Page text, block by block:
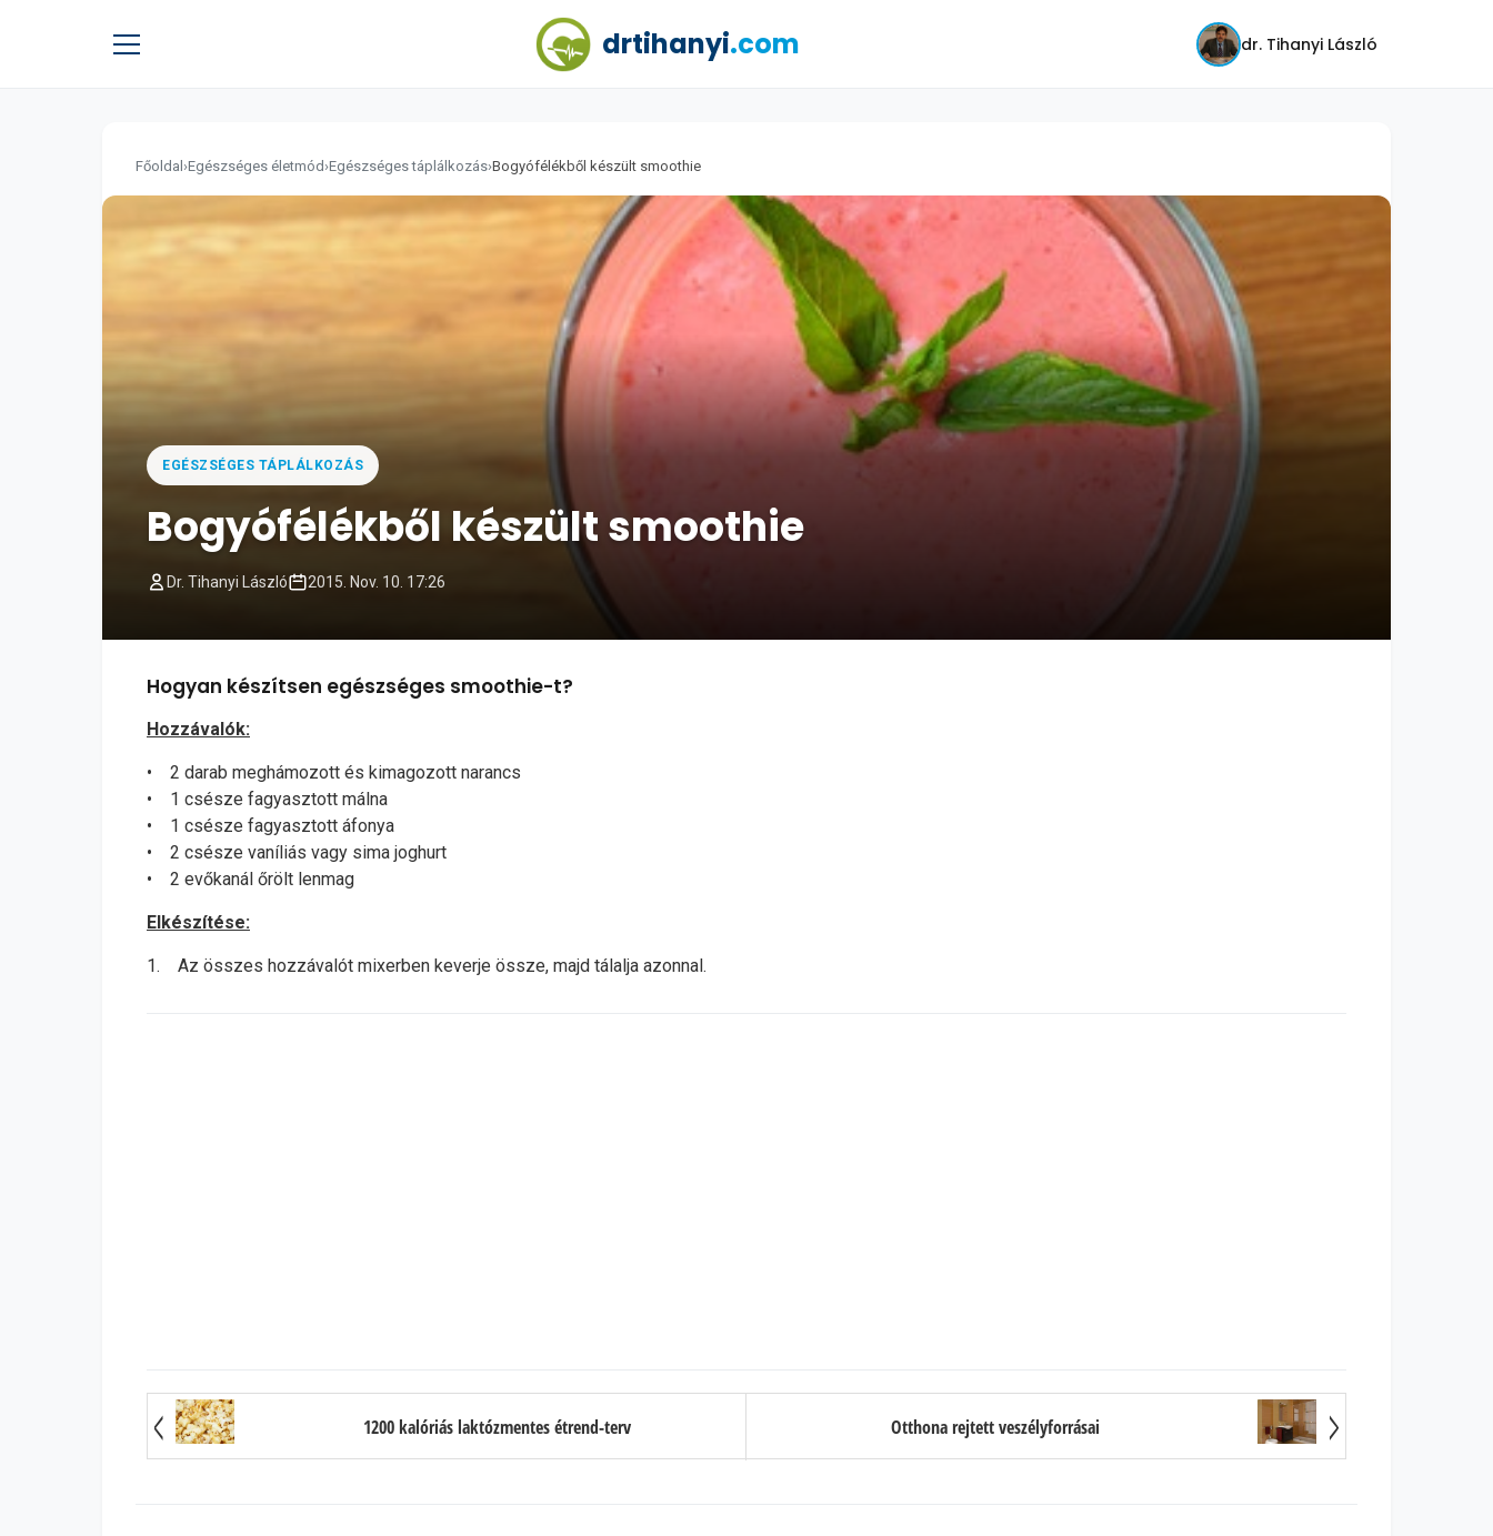
drtihanyi.com dr. Tihanyi László
Főoldal ›Egészséges életmód ›Egészséges táplálkozás›Bogyófélékből készült smoothie
EGÉSZSÉGES TÁPLÁLKOZÁS
Bogyófélékből készült smoothie
Dr. Tihanyi László 2015. Nov. 10. 17:26
Hogyan készítsen egészséges smoothie-t?
Hozzávalók:
• 2 darab meghámozott és kimagozott narancs
• 1 csésze fagyasztott málna
• 1 csésze fagyasztott áfonya
• 2 csésze vaníliás vagy sima joghurt
• 2 evőkanál őrölt lenmag
Elkészítése:
1. Az összes hozzávalót mixerben keverje össze, majd tálalja azonnal.
1200 kalóriás laktózmentes étrend-terv Otthona rejtett veszélyforrásai